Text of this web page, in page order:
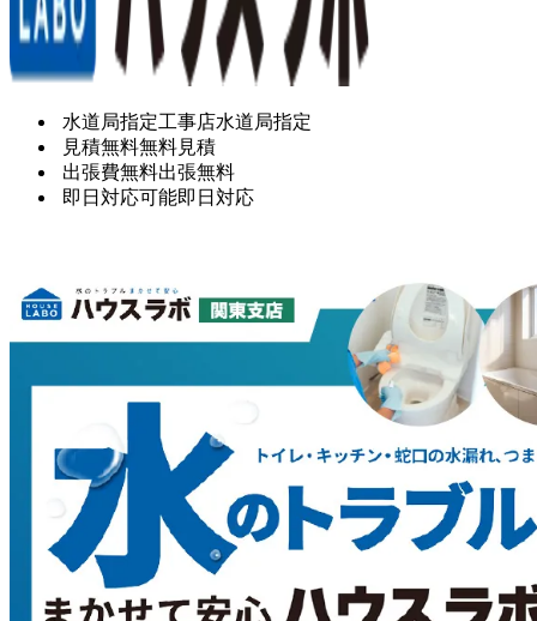
水道局指定工事店水道局指定
見積無料無料見積
出張費無料出張無料
即日対応可能即日対応